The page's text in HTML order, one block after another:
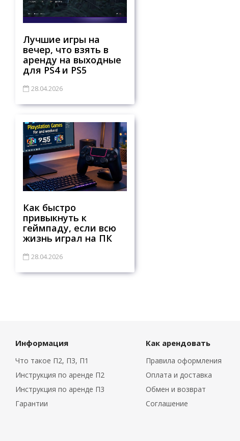
Лучшие игры на
вечер, что взять в
аренду на выходные
для PS4 и PS5
28.04.2026
Как быстро
привыкнуть к
геймпаду, если всю
жизнь играл на ПК
28.04.2026
Информация
Что такое П2, П3, П1
Инструкция по аренде П2
Инструкция по аренде П3
Гарантии
Как арендовать
Правила оформления
Оплата и доставка
Обмен и возврат
Соглашение